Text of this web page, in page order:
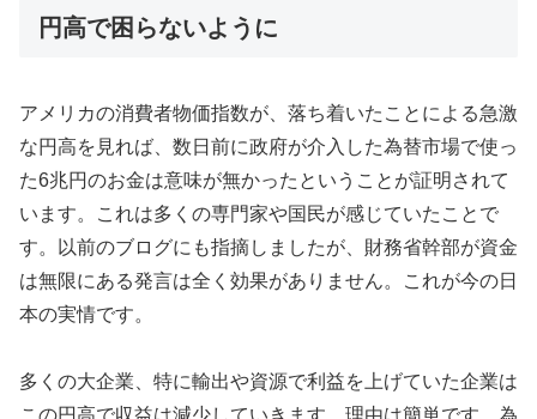
円高で困らないように
アメリカの消費者物価指数が、落ち着いたことによる急激
な円高を見れば、数日前に政府が介入した為替市場で使っ
た6兆円のお金は意味が無かったということが証明されて
います。これは多くの専門家や国民が感じていたことで
す。以前のブログにも指摘しましたが、財務省幹部が資金
は無限にある発言は全く効果がありません。これが今の日
本の実情です。
多くの大企業、特に輸出や資源で利益を上げていた企業は